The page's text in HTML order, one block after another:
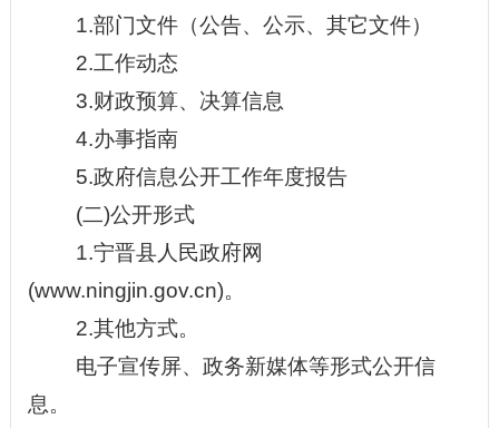
1.部门文件（公告、公示、其它文件）
2.工作动态
3.财政预算、决算信息
4.办事指南
5.政府信息公开工作年度报告
(二)公开形式
1.宁晋县人民政府网
(www.ningjin.gov.cn)。
2.其他方式。
电子宣传屏、政务新媒体等形式公开信
息。